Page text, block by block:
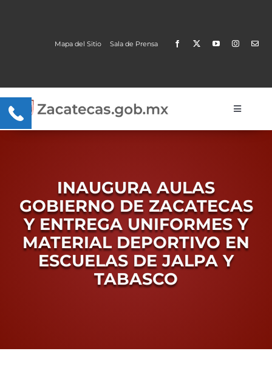
Mapa del Sitio Sala de Prensa
Toggle
Transparencia
MOBI
Conoce Zacatecas
Proceso Electoral Poder Judicial
INAUGURA AULAS
GOBIERNO DE ZACATECAS
Y ENTREGA UNIFORMES Y
MATERIAL DEPORTIVO EN
ESCUELAS DE JALPA Y
TABASCO